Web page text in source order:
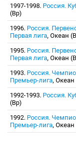
1997-1998. Россия.
(Вр)
1996. Россия.
Первая лига, Океан
1995. Россия.
Первая лига, Океан
1993. Россия.
Премьер-лига, Океан
1992-1993. Россия.
(Вр)
1992. Россия.
Премьер-лига, Океан